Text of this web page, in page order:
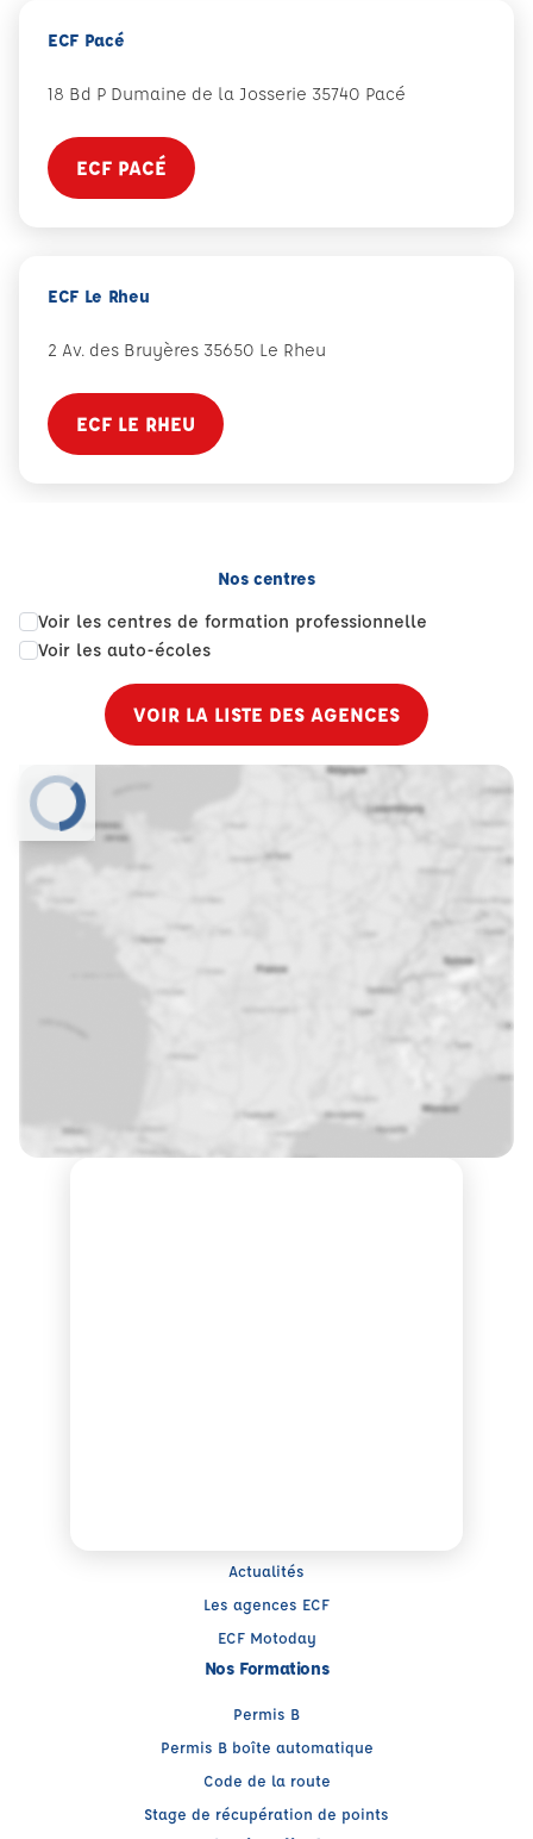
ECF Pacé
18 Bd P Dumaine de la Josserie 35740 Pacé
ECF PACÉ
ECF Le Rheu
2 Av. des Bruyères 35650 Le Rheu
ECF LE RHEU
Nos centres
Voir les centres de formation professionnelle
Voir les auto-écoles
VOIR LA LISTE DES AGENCES
Actualités
Les agences ECF
ECF Motoday
Nos Formations
Permis B
Permis B boîte automatique
Code de la route
Stage de récupération de points